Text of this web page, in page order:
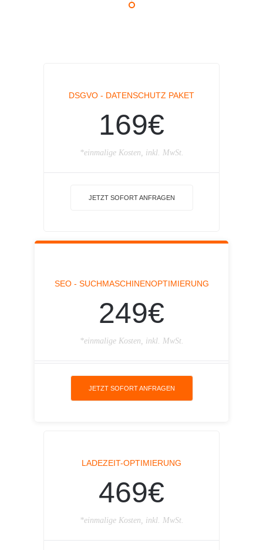
DSGVO - DATENSCHUTZ PAKET
169€
*einmalige Kosten, inkl. MwSt.
JETZT SOFORT ANFRAGEN
SEO - SUCHMASCHINENOPTIMIERUNG
249€
*einmalige Kosten, inkl. MwSt.
JETZT SOFORT ANFRAGEN
LADEZEIT-OPTIMIERUNG
469€
*einmalige Kosten, inkl. MwSt.